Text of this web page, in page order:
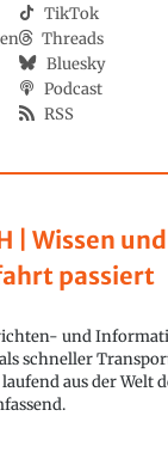
| Wissen
passiert
und
schneller
aus der Welt
TikTok
Threads
Bluesky
Podcast
RSS